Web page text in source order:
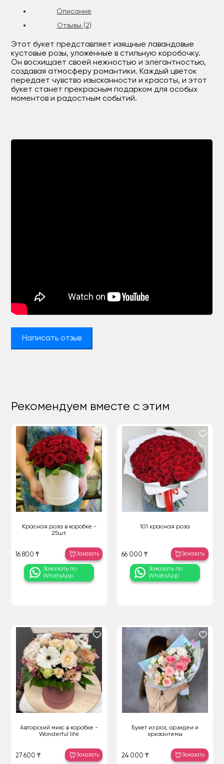
Описание
Отзывы (2)
Этот букет представляет изящные лавандовые
кустовые розы, уложенные в стильную коробочку.
Он восхищает своей нежностью и элегантностью,
создавая атмосферу романтики. Каждый цветок
передает чувство изысканности и красоты, и этот
букет станет прекрасным подарком для особых
моментов и радостным событий.
Написать отзыв
Рекомендуем вместе с этим
Красная роза в коробке -
25шт.
16 800 ₸ Заказать
Заказать по
WhatsApp
101 красная роза
66 000 ₸ Заказать
Заказать по
WhatsApp
Авторский микс в коробке -
Wonderful life
27 600 ₸ Заказать
Букет из роз, орзидеи и
хризантемы
24 000 ₸ Заказать